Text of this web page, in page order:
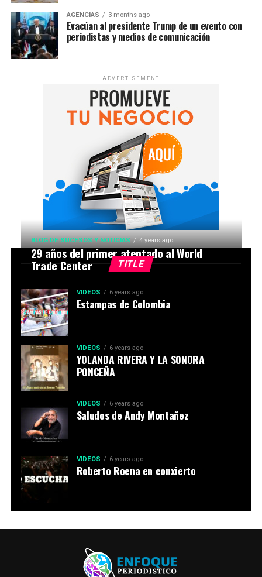
AGENCIAS 3 months ago
Evacúan al presidente Trump de un evento con
periodistas y medios de comunicación
ADVERTISEMENT
TITLE
BLOG DE SUCESOS Y NOTICIAS 4 years ago
29 años del primer atentado al World
Trade Center
VIDEOS 6 years ago
Estampas de Colombia
VIDEOS 6 years ago
YOLANDA RIVERA Y LA SONORA
PONCEÑA
VIDEOS 6 years ago
Saludos de Andy Montañez
VIDEOS 6 years ago
Roberto Roena en conxierto